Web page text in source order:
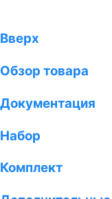
Вверх
Обзор товара
Документация
Набор
Комплект